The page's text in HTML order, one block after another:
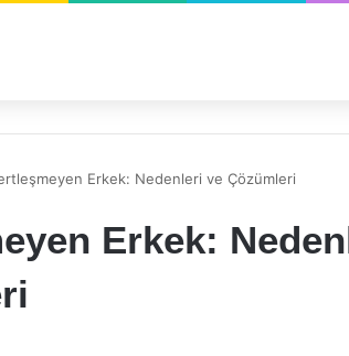
Erkek: Nedenleri ve Çözümleri
Erkek: